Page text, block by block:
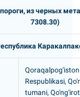
из черных
7308.30)
Qoraqalpog'iston
Respublikasi,
tumani,